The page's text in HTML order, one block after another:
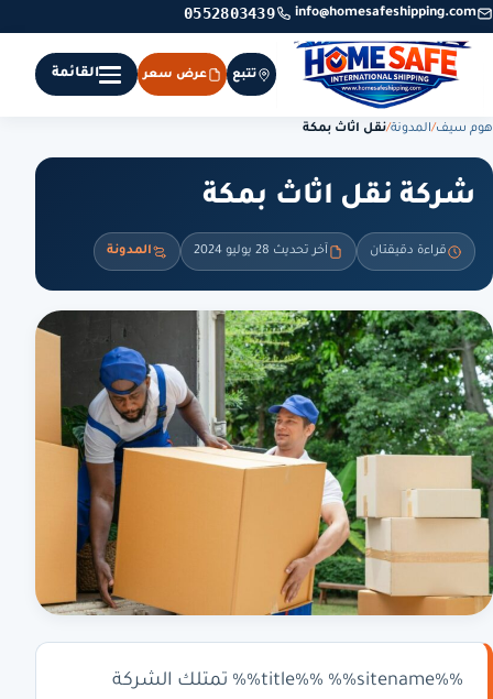
info@homesafeshipping.com
0552803439
تتبع عرض سعر القائمة
هوم سيف/المدونة/نقل اثاث بمكة
شركة نقل اثاث بمكة
قراءة دقيقتان آخر تحديث 28 يوليو 2024 المدونة
%%title%% %%sitename%% تمتلك الشركة